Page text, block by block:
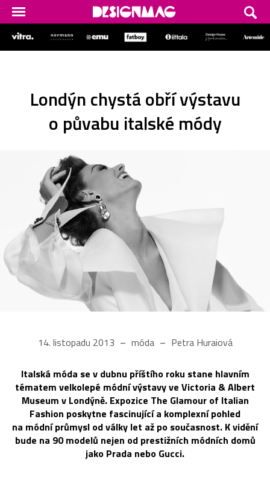
Londýn chystá obří výstavu
o půvabu italské módy
14. listopadu 2013 móda Petra Huraiová
Italská móda se v dubnu příštího roku stane hlavním
tématem velkolepé módní výstavy ve Victoria & Albert
Museum v Londýně. Expozice The Glamour of Italian
Fashion poskytne fascinující a komplexní pohled
na módní průmysl od války let až po současnost. K vidění
bude na 90 modelů nejen od prestižních módních domů
jako Prada nebo Gucci.